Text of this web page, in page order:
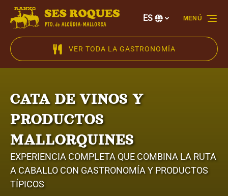
Saltar a la navegación principal
Saltar al contenido
Saltar al pie de página
tu
idioma
ES
VER TODA LA GASTRONOMÍA
MENÚ
CATA DE VINOS Y
PRODUCTOS
MALLORQUINES
EXPERIENCIA COMPLETA QUE COMBINA LA RUTA
A CABALLO CON GASTRONOMÍA Y PRODUCTOS
TÍPICOS